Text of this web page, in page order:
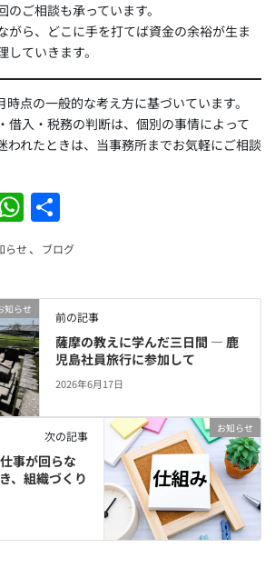
ご相談も承っています。
がら、どこに手を打てば資金の余裕が生ま
ていきます。
点の一般的な考え方に基づいています。
借入・税務の判断は、個別の事情によって
われたときは、当事務所までお気軽にご相談
W
h
at
s
A
p
p
有
らせ 、 ブログ
知らせ
前の記事
薩摩の教えに学んだ三日間 ― 鹿
児島社員旅行に参加して
2026年6月17日
お知らせ
次の記事
事が回らな
、組織づくり